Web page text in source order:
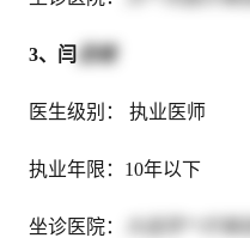
3、闫 丞绪
医生级别： 执业医师
执业年限：10年以下
坐诊医院：